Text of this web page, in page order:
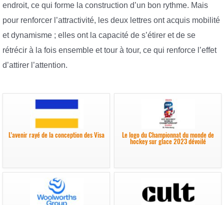
endroit, ce qui forme la construction d’un bon rythme. Mais
pour renforcer l’attractivité, les deux lettres ont acquis mobilité
et dynamisme ; elles ont la capacité de s’étirer et de se
rétrécir à la fois ensemble et tour à tour, ce qui renforce l’effet
d’attirer l’attention.
L’avenir rayé de la conception des Visa Le logo du Championnat du monde de
hockey sur glace 2023 dévoilé